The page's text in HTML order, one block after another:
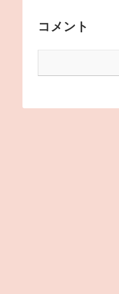
コメント